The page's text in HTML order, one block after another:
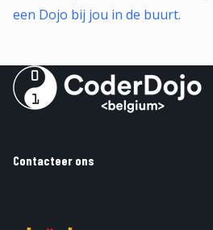
een Dojo bij jou in de buurt.
Contacteer ons